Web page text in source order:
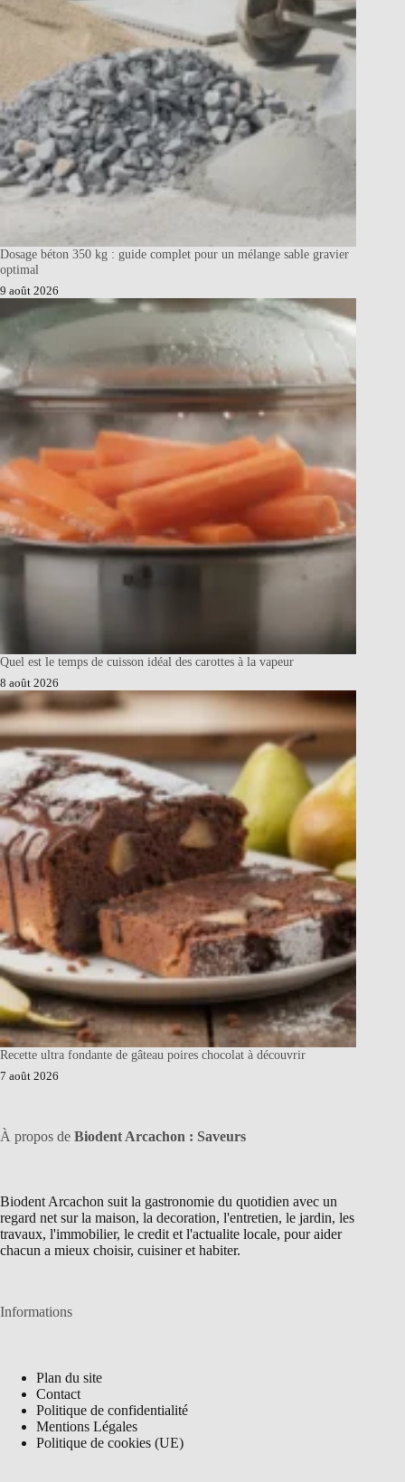
Dosage béton 350 kg : guide complet pour un mélange sable gravier
optimal
9 août 2026
Quel est le temps de cuisson idéal des carottes à la vapeur
8 août 2026
Recette ultra fondante de gâteau poires chocolat à découvrir
7 août 2026
À propos de Biodent Arcachon : Saveurs
Biodent Arcachon suit la gastronomie du quotidien avec un
regard net sur la maison, la decoration, l'entretien, le jardin, les
travaux, l'immobilier, le credit et l'actualite locale, pour aider
chacun a mieux choisir, cuisiner et habiter.
Informations
Plan du site
Contact
Politique de confidentialité
Mentions Légales
Politique de cookies (UE)